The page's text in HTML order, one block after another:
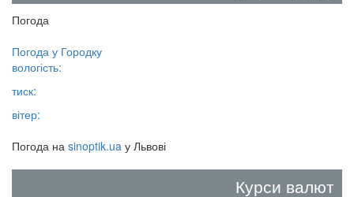
Погода
Погода у Городку
вологість:
тиск:
вітер:
Погода на sinoptik.ua у Львові
Курси валют